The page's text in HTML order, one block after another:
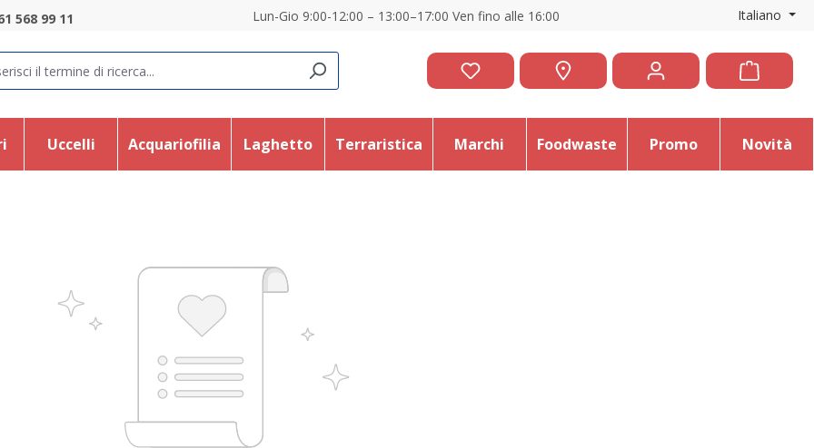
568 99 11 Lun-Gio 9:00-12:00 – 13:00–17:00 Ven fino alle 16:00 Italiano
Uccelli Acquariofilia Laghetto Terraristica Marchi Foodwaste Promo Novità